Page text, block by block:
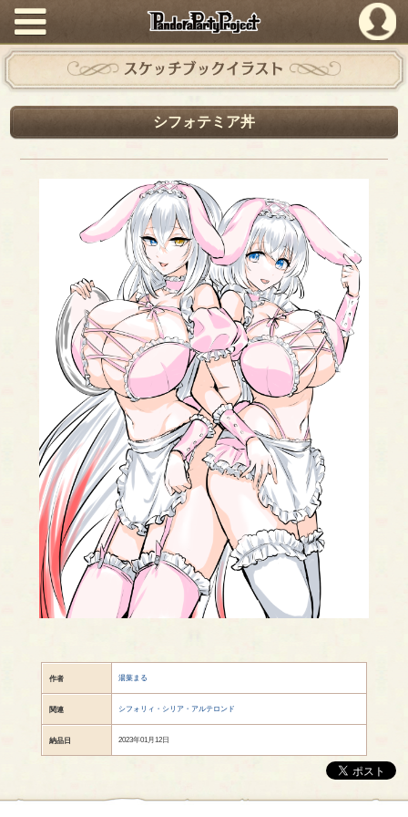
PandoraPartyProject
スケッチブックイラスト
シフォテミア丼
作者 湯葉まる
関連 シフォリィ・シリア・アルテロンド
納品日 2023年01月12日